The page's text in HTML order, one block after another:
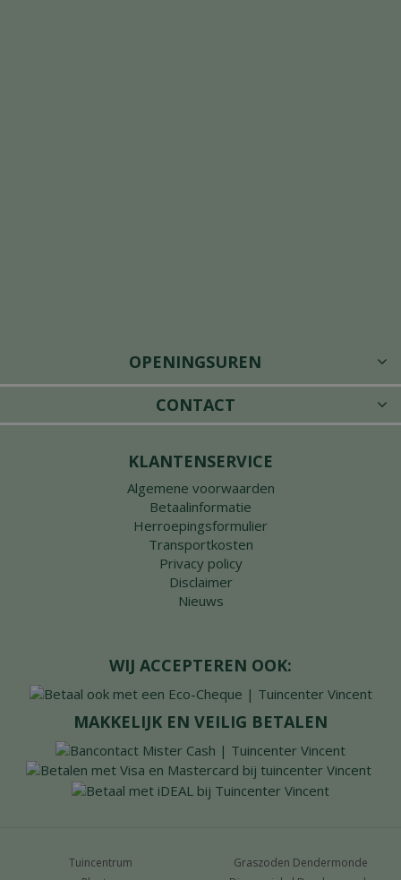
OPENINGSUREN
CONTACT
KLANTENSERVICE
Algemene voorwaarden
Betaalinformatie
Herroepingsformulier
Transportkosten
Privacy policy
Disclaimer
Nieuws
WIJ ACCEPTEREN OOK:
MAKKELIJK EN VEILIG BETALEN
Tuincentrum
Graszoden Dendermonde